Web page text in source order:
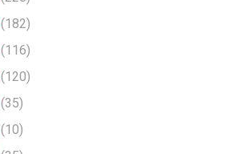
(182)
(116)
(120)
(35)
(10)